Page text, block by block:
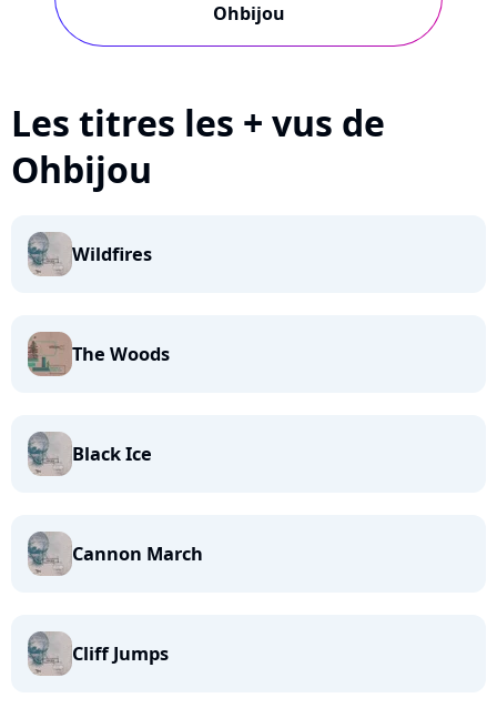
Ohbijou
Les titres les + vus de
Ohbijou
Wildfires
The Woods
Black Ice
Cannon March
Cliff Jumps